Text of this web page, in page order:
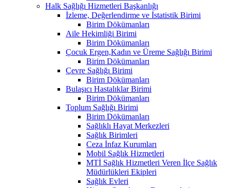
Halk Sağlığı Hizmetleri Başkanlığı
İzleme, Değerlendirme ve İstatistik Birimi
Birim Dökümanları
Aile Hekimliği Birimi
Birim Dökümanları
Çocuk Ergen,Kadın ve Üreme Sağlığı Birimi
Birim Dökümanları
Çevre Sağlığı Birimi
Birim Dökümanları
Bulaşıcı Hastalıklar Birimi
Birim Dökümanları
Toplum Sağlığı Birimi
Birim Dökümanları
Sağlıklı Hayat Merkezleri
Sağlık Birimleri
Ceza İnfaz Kurumları
Mobil Sağlık Hizmetleri
MTİ Sağlık Hizmetleri Veren İlçe Sağlık
Müdürlükleri Ekipleri
Sağlık Evleri